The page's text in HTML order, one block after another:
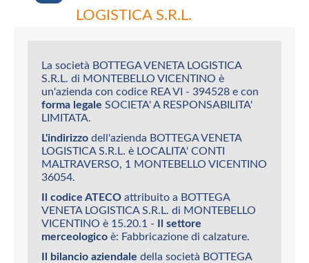
LOGISTICA S.R.L.
La società BOTTEGA VENETA LOGISTICA
S.R.L. di MONTEBELLO VICENTINO è
un'azienda con codice REA VI - 394528 e con
forma legale SOCIETA' A RESPONSABILITA'
LIMITATA.
L'indirizzo dell'azienda BOTTEGA VENETA
LOGISTICA S.R.L. è LOCALITA' CONTI
MALTRAVERSO, 1 MONTEBELLO VICENTINO
36054.
Il codice ATECO attribuito a BOTTEGA
VENETA LOGISTICA S.R.L. di MONTEBELLO
VICENTINO è 15.20.1 - Il settore
merceologico è: Fabbricazione di calzature.
Il bilancio aziendale della società BOTTEGA